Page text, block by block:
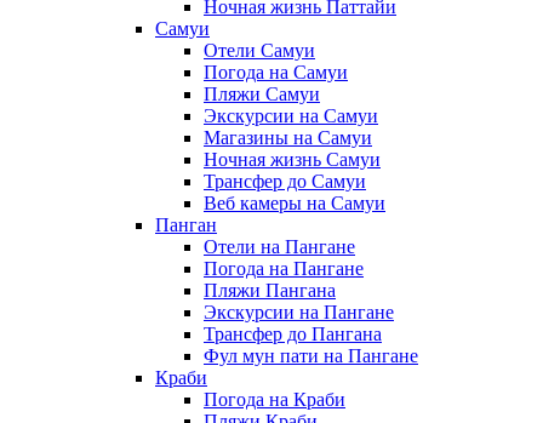
Ночная жизнь Паттайи
Самуи
Отели Самуи
Погода на Самуи
Пляжи Самуи
Экскурсии на Самуи
Магазины на Самуи
Ночная жизнь Самуи
Трансфер до Самуи
Веб камеры на Самуи
Панган
Отели на Пангане
Погода на Пангане
Пляжи Пангана
Экскурсии на Пангане
Трансфер до Пангана
Фул мун пати на Пангане
Краби
Погода на Краби